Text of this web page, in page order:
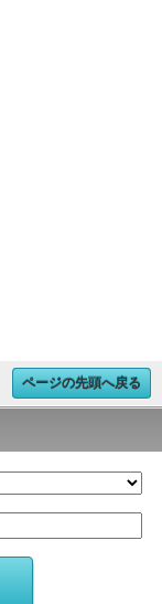
ページの先頭へ戻る